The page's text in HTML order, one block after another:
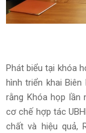
Phát biểu tại khóa
hình triển khai
rằng Khóa họp
cơ chế hợp tác
chất và hiệu quả,